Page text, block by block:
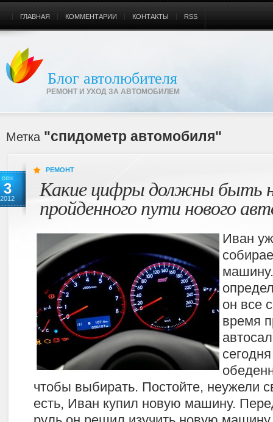
Блог автолюбителя
РЕМОНТ И УХОД ЗА АВТОМОБИЛЕМ
ГЛАВНАЯ КОММЕНТАРИИ КОНТАКТЫ RSS
Метка "спидометр автомобиля"
сен
3
2012
РЕМОНТ
Какие цифры должны быть
пройденного пути нового
Иван
он все
время
чтобы выбирать. Постойте, неужели
есть, Иван купил новую машину.